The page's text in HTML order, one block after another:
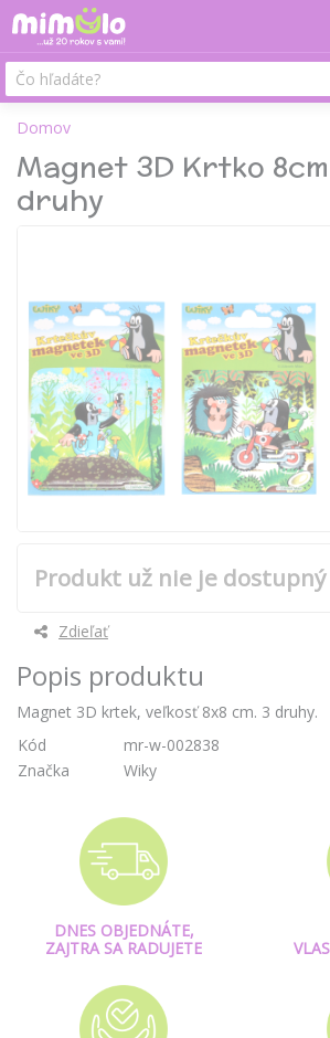
Domov
Magnet 3D Krtko
druhy
Produkt už nie je dostupný
Zdieľať
Popis produktu
Magnet 3D krtek, veľkosť 8x8 cm. 3 druhy.
Kód
mr-w-002838
Značka
Wiky
DNES OBJEDNÁTE,
ZAJTRA SA RADUJETE